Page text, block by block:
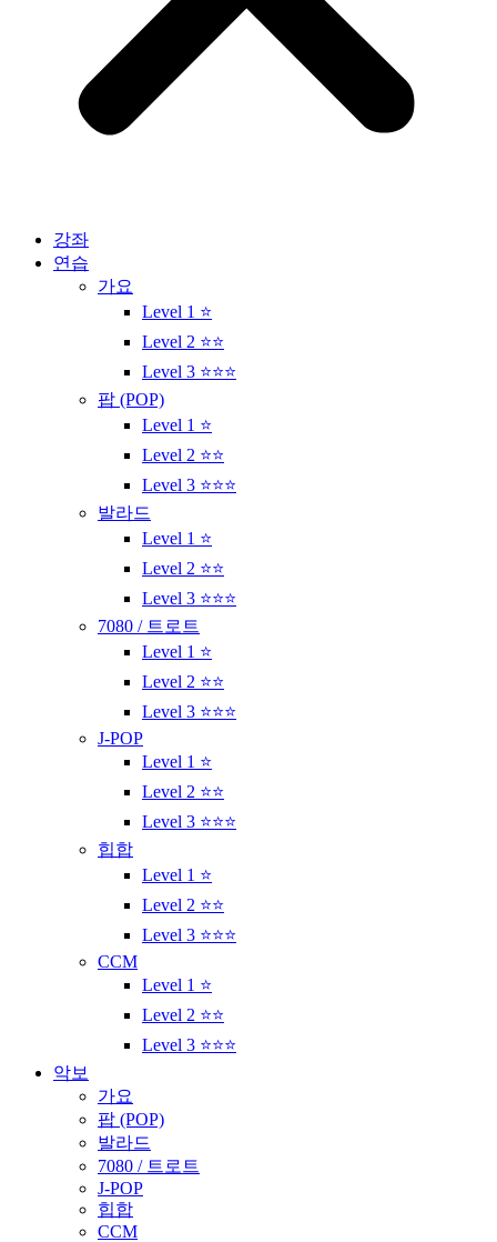
강좌
연습
가요
Level 1 ⭐
Level 2 ⭐⭐
Level 3 ⭐⭐⭐
팝 (POP)
Level 1 ⭐
Level 2 ⭐⭐
Level 3 ⭐⭐⭐
발라드
Level 1 ⭐
Level 2 ⭐⭐
Level 3 ⭐⭐⭐
7080 / 트로트
Level 1 ⭐
Level 2 ⭐⭐
Level 3 ⭐⭐⭐
J-POP
Level 1 ⭐
Level 2 ⭐⭐
Level 3 ⭐⭐⭐
힙합
Level 1 ⭐
Level 2 ⭐⭐
Level 3 ⭐⭐⭐
CCM
Level 1 ⭐
Level 2 ⭐⭐
Level 3 ⭐⭐⭐
악보
가요
팝 (POP)
발라드
7080 / 트로트
J-POP
힙합
CCM